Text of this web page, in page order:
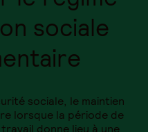
sociale
sociale, le maintien
lorsque la période de
donne lieu à une